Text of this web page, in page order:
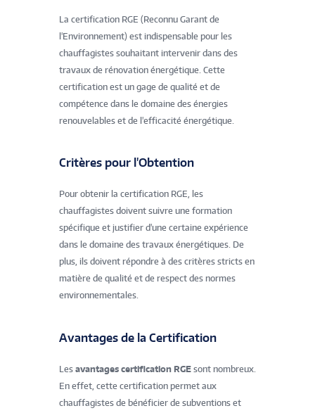
La certification RGE (Reconnu Garant de
l'Environnement) est indispensable pour les
chauffagistes souhaitant intervenir dans des
travaux de rénovation énergétique. Cette
certification est un gage de qualité et de
compétence dans le domaine des énergies
renouvelables et de l'efficacité énergétique.
Critères pour l'Obtention
Pour obtenir la certification RGE, les
chauffagistes doivent suivre une formation
spécifique et justifier d'une certaine expérience
dans le domaine des travaux énergétiques. De
plus, ils doivent répondre à des critères stricts en
matière de qualité et de respect des normes
environnementales.
Avantages de la Certification
Les avantages certification RGE sont nombreux.
En effet, cette certification permet aux
chauffagistes de bénéficier de subventions et